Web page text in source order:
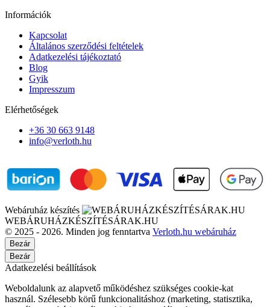
Információk
Kapcsolat
Általános szerződési feltételek
Adatkezelési tájékoztató
Blog
Gyik
Impresszum
Elérhetőségek
+36 30 663 9148
info@verloth.hu
Webáruház készítés
WEBÁRUHÁZKÉSZÍTÉSÁRAK.HU
© 2025 - 2026. Minden jog fenntartva Verloth.hu webáruház
Bezár
Bezár
Adatkezelési beállítások
Weboldalunk az alapvető működéshez szükséges cookie-kat
használ. Szélesebb körű funkcionalitáshoz (marketing, statisztika,